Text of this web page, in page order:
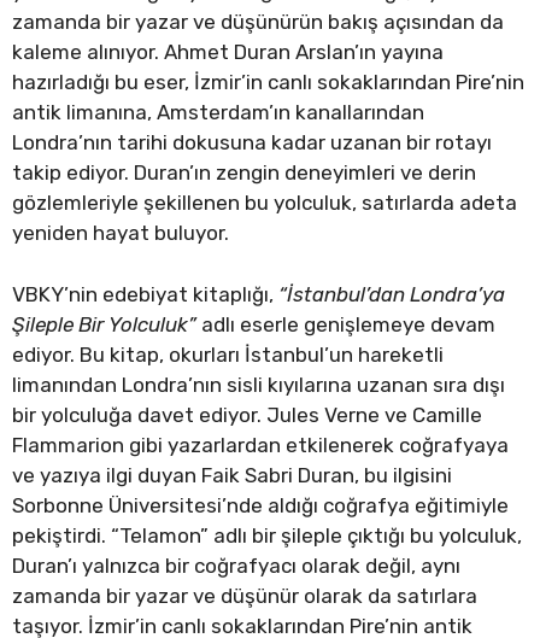
zamanda bir yazar ve düşünürün bakış açısından da
kaleme alınıyor. Ahmet Duran Arslan’ın yayına
hazırladığı bu eser, İzmir’in canlı sokaklarından Pire’nin
antik limanına, Amsterdam’ın kanallarından
Londra’nın tarihi dokusuna kadar uzanan bir rotayı
takip ediyor. Duran’ın zengin deneyimleri ve derin
gözlemleriyle şekillenen bu yolculuk, satırlarda adeta
yeniden hayat buluyor.
VBKY’nin edebiyat kitaplığı, “İstanbul’dan Londra’ya
Şileple Bir Yolculuk”adlı eserle genişlemeye devam
ediyor. Bu kitap, okurları İstanbul’un hareketli
limanından Londra’nın sisli kıyılarına uzanan sıra dışı
bir yolculuğa davet ediyor. Jules Verne ve Camille
Flammarion gibi yazarlardan etkilenerek coğrafyaya
ve yazıya ilgi duyan Faik Sabri Duran, bu ilgisini
Sorbonne Üniversitesi’nde aldığı coğrafya eğitimiyle
pekiştirdi. “Telamon” adlı bir şileple çıktığı bu yolculuk,
Duran’ı yalnızca bir coğrafyacı olarak değil, aynı
zamanda bir yazar ve düşünür olarak da satırlara
taşıyor. İzmir’in canlı sokaklarından Pire’nin antik